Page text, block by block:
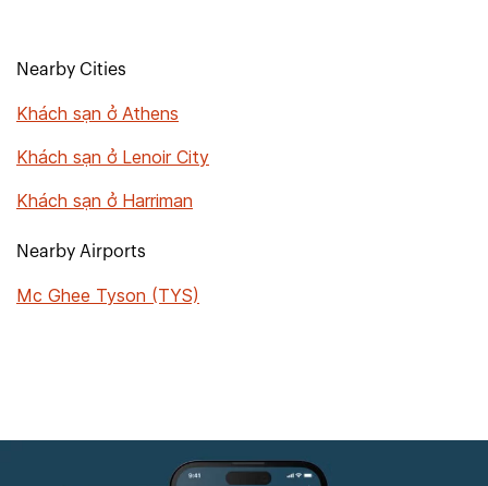
Nearby Cities
Khách sạn ở Athens
Khách sạn ở Lenoir City
Khách sạn ở Harriman
Nearby Airports
Mc Ghee Tyson (TYS)